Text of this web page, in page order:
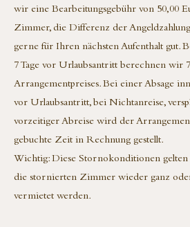
wir eine Bearbeitungsgebühr von 50,00
Zimmer, die Differenz der
gerne für Ihren nächsten Aufenthalt gut.
7 Tage vor Urlaubsantritt berechnen wir
Arrangementpreises. Bei einer Absage
vor Urlaubsantritt, bei Nichtanreise,
vorzeitiger Abreise wird der
gebuchte Zeit in Rechnung gestellt.
Wichtig: Diese Stornokonditionen gelten
die stornierten Zimmer wieder ganz
vermietet werden.